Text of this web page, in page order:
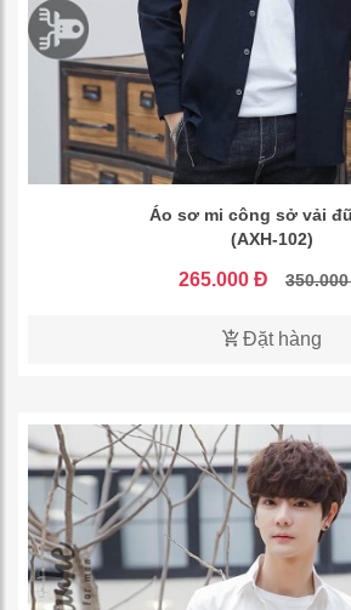
Áo sơ mi công sở vải
(AXH-102)
265.000 Đ
Đặt hàng